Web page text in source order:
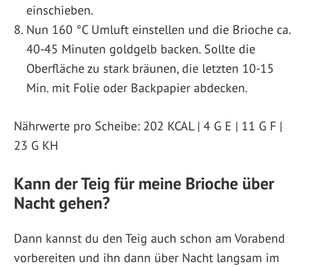
einschieben.
Nun 160 °C Umluft einstellen und die Brioche ca.
40-45 Minuten goldgelb backen. Sollte die
Oberfläche zu stark bräunen, die letzten 10-15
Min. mit Folie oder Backpapier abdecken.
Nährwerte pro Scheibe: 202 KCAL | 4 G E | 11 G F |
23 G KH
Kann der Teig für meine Brioche über
Nacht gehen?
Dann kannst du den Teig auch schon am Vorabend
vorbereiten und ihn dann über Nacht langsam im